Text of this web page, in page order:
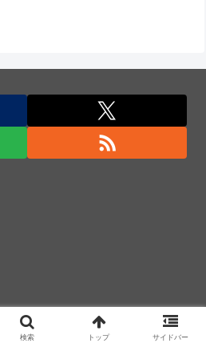
「病院船」が医療提供開始、
向け大浴場も！
重要な隣国」だと3年連続で
！
く固定記事です】
話「遠征選抜試験㊲」第
検索 トップ サイドバー